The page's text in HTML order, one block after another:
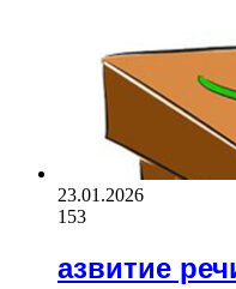
23.01.2026
153
азвитие